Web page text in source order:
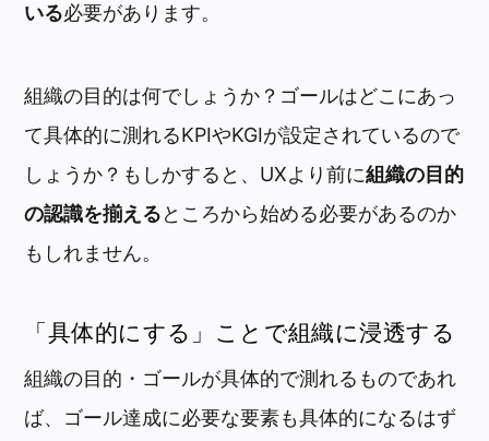
いる必要があります。
組織の目的は何でしょうか？ゴールはどこにあっ
て具体的に測れるKPIやKGIが設定されているので
しょうか？もしかすると、UXより前に組織の目的
の認識を揃えるところから始める必要があるのか
もしれません。
「具体的にする」ことで組織に浸透する
組織の目的・ゴールが具体的で測れるものであれ
ば、ゴール達成に必要な要素も具体的になるはず